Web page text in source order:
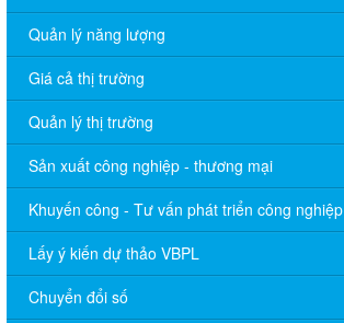
Quản lý năng lượng
Giá cả thị trường
Quản lý thị trường
Sản xuất công nghiệp - thương mại
Khuyến công - Tư vấn phát triển công nghiệp
Lấy ý kiến dự thảo VBPL
Chuyển đổi số